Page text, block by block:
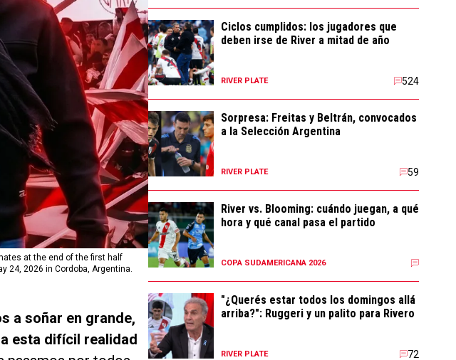
at the end of the first half
24, 2026 in Cordoba, Argentina.
a soñar en grande,
esta difícil realidad
Ciclos cumplidos: los jugadores que
deben irse de River a mitad de año
RIVER PLATE 524
Sorpresa: Freitas y Beltrán, convocados
a la Selección Argentina
RIVER PLATE 59
River vs. Blooming: cuándo juegan, a qué
hora y qué canal pasa el partido
COPA SUDAMERICANA 2026
"¿Querés estar todos los domingos allá
arriba?": Ruggeri y un palito para Rivero
RIVER PLATE 72